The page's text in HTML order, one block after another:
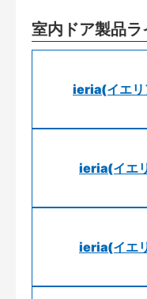
室内ドア製品
ieria(イエリ
ieria(イエ
ieria(イエ